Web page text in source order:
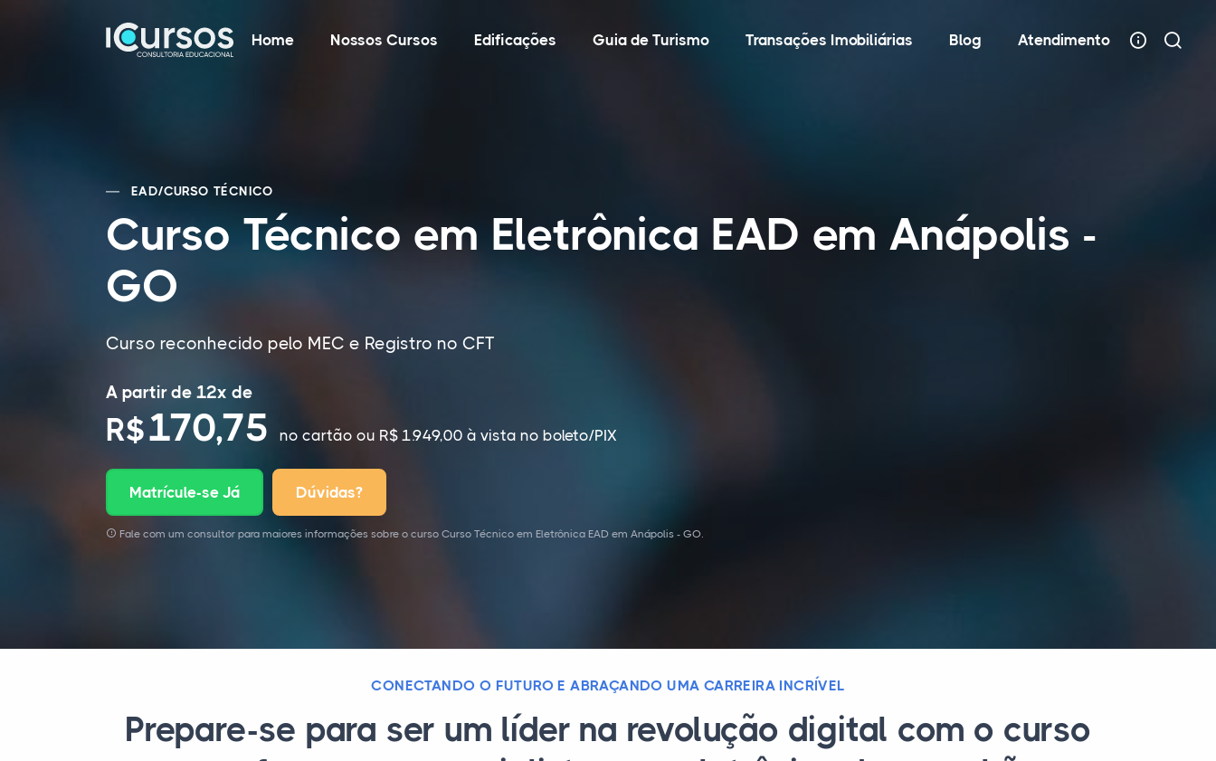
Home Nossos Cursos Edificações Guia de Turismo Transações Imobiliárias Blog Atendimento
EAD/CURSO TÉCNICO
Curso Técnico em Eletrônica EAD em Anápolis -
GO
Curso reconhecido pelo MEC e Registro no CFT
A partir de 12x de
R$170,75 no cartão ou R$ 1.949,00 à vista no boleto/PIX
Matrícule-se Já Dúvidas?
Fale com um consultor para maiores informações sobre o curso Curso Técnico em Eletrônica EAD em Anápolis - GO.
CONECTANDO O FUTURO E ABRAÇANDO UMA CARREIRA INCRÍVEL
Prepare-se para ser um líder na revolução digital com o curso